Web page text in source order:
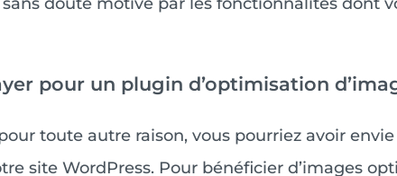
pour un plugin d’optimisation
toute autre raison, vous pourriez avoir envie
site WordPress. Pour bénéficier d’images